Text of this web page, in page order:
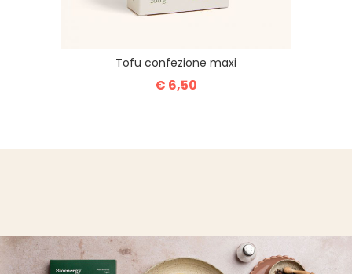
Tofu confezione maxi
€ 6,50